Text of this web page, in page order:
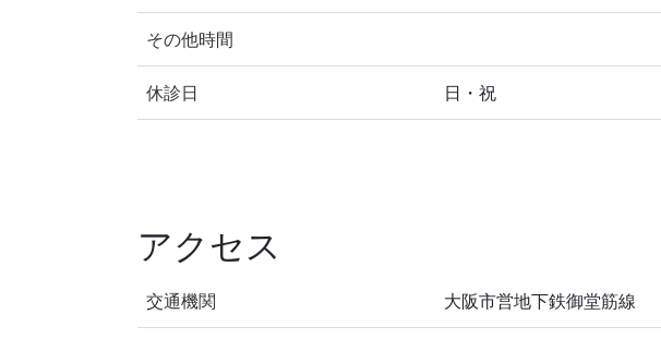
その他時間
休診日 日・祝
アクセス
交通機関 大阪市営地下鉄御堂筋線